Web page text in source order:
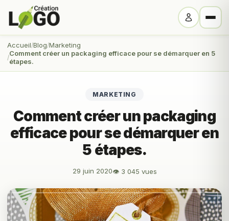
Accueil Blog Marketing
Comment créer un packaging efficace pour se démarquer en 5
étapes.
MARKETING
Comment créer un packaging
efficace pour se démarquer en
5 étapes.
29 juin 2020👁 3 045 vues